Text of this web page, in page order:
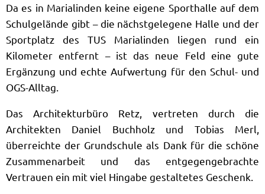
Da es in Marialinden keine eigene Sporthalle auf dem
Schulgelände gibt – die nächstgelegene Halle und der
Sportplatz des TUS Marialinden liegen rund ein
Kilometer entfernt – ist das neue Feld eine gute
Ergänzung und echte Aufwertung für den Schul- und
OGS-Alltag.
Das Architekturbüro Retz, vertreten durch die
Architekten Daniel Buchholz und Tobias Merl,
überreichte der Grundschule als Dank für die schöne
Zusammenarbeit und das entgegengebrachte
Vertrauen ein mit viel Hingabe gestaltetes Geschenk.